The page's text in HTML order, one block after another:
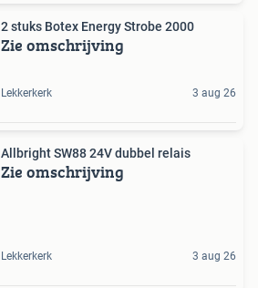
2 stuks Botex Energy Strobe 2000
Zie omschrijving
Lekkerkerk 3 aug 26
Allbright SW88 24V dubbel relais
Zie omschrijving
Lekkerkerk 3 aug 26